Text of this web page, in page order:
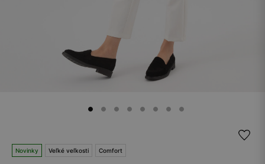
Novinky Veľké veľkosti Comfort